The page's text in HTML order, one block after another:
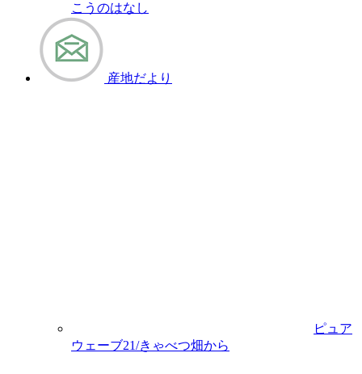
こうのはなし
産地だより
ピュア
ウェーブ21/きゃべつ畑から